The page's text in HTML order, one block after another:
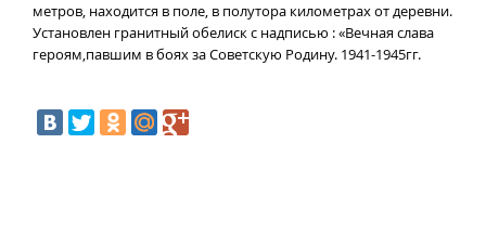
метров, находится в поле, в полутора километрах от деревни.
Установлен гранитный обелиск с надписью : «Вечная слава
героям,павшим в боях за Советскую Родину. 1941-1945гг.